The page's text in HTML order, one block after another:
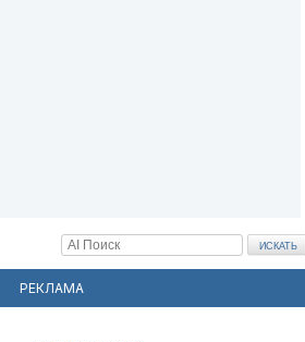
РЕКЛАМА